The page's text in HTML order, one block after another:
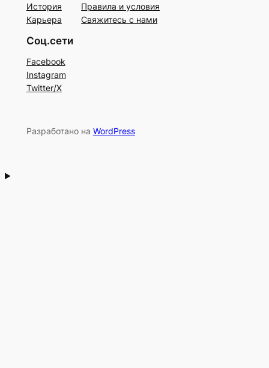
История
Карьера
Правила и условия
Свяжитесь с нами
Соц.сети
Facebook
Instagram
Twitter/X
Разработано на WordPress